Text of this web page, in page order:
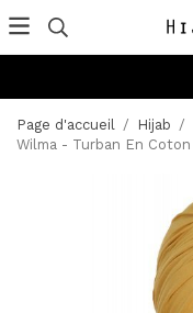
Page d'accueil / Hijab /
Wilma - Turban En